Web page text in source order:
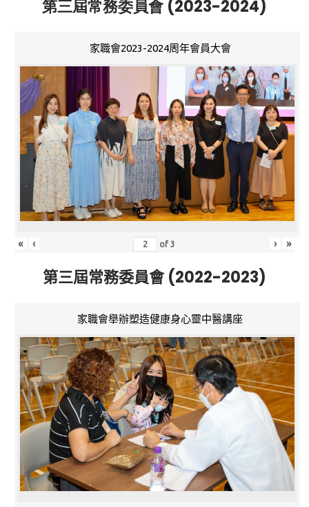
第三屆常務委員會 (2023-2024)
家職會2023-2024周年會員大會
« ‹ of3 › »
第三屆常務委員會 (2022-2023)
家職會舉辦塑造健康身心靈中醫講座